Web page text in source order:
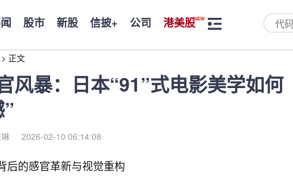
股市 新股 信披+ 公司 港美股
> 正文
风暴：日本“91”式电影美学如何
2026-02-10 06:14:08
的感官革新与视觉重构